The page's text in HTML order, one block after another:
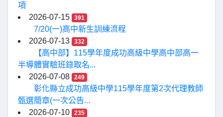
項
2026-07-15
391
7/20(一)高中新生訓練流程
2026-07-13
332
【高中部】115學年度成功高級中學高中部高一
半導體實驗班錄取名...
2026-07-08
249
彰化縣立成功高級中學115學年度第2次代理教師
甄選簡章(一次公告...
2026-07-10
235